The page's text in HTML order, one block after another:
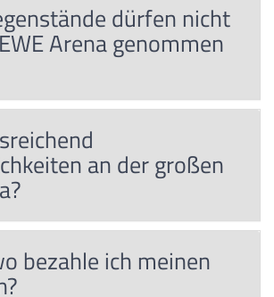
dürfen nicht
Arena genommen
an der großen
bezahle ich meinen